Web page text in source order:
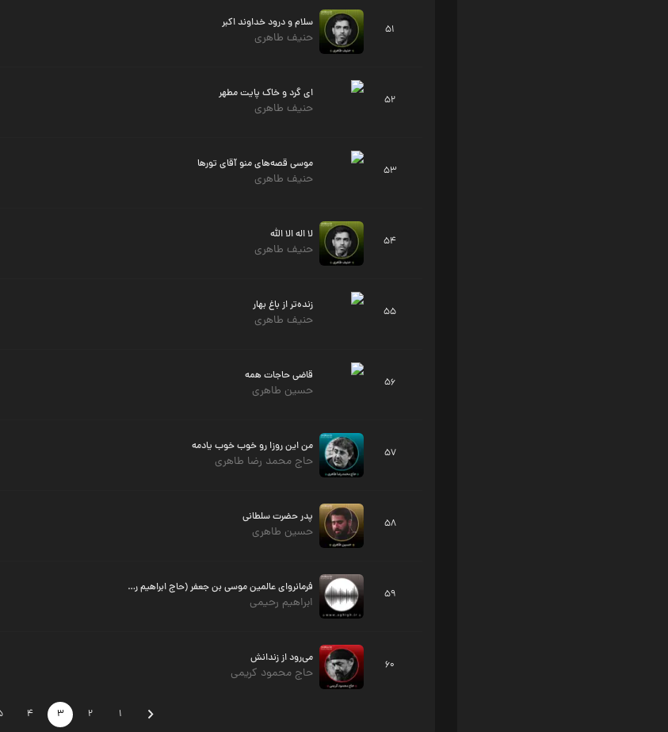
51 سلام و درود خداوند اکبر
حنیف طاهری
52 ای گرد و خاک پایت مطهر
حنیف طاهری
53 موسی قصه‌های منو آقای تورها
حنیف طاهری
54 لا اله الا الله
حنیف طاهری
55 زنده‌تر از باغ بهار
حنیف طاهری
56 قاضی حاجات همه
حسین طاهری
57 من این روزا رو خوب خوب یادمه
حاج محمد رضا طاهری
58 پدر حضرت سلطانی
حسین طاهری
59 فرمانروای عالمین موسی بن جعفر (حاج ابراهیم رحیمی)
ابراهیم رحیمی
60 می‌رود از زندانش
حاج محمود کریمی
1
2
3
4